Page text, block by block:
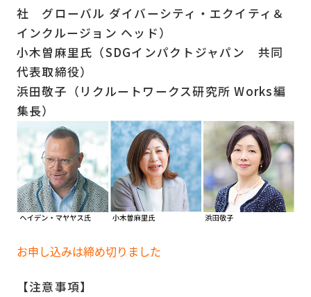
社 グローバル ダイバーシティ・エクイティ＆
インクルージョン ヘッド）
小木曽麻里氏（SDGインパクトジャパン 共同
代表取締役）
浜田敬子（リクルートワークス研究所 Works編
集長）
お申し込みは締め切りました
【注意事項】